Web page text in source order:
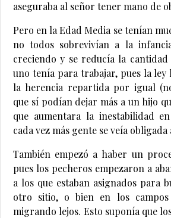
aseguraba al señor tener mano de
Pero en la Edad Media se tenían
no todos sobrevivían a la
creciendo y se reducía la
uno tenía para trabajar, pues la ley
la herencia repartida por igual
que sí podían dejar más a un hijo
que aumentara la inestabilidad
cada vez más gente se veía
También empezó a haber un
pues los pecheros empezaron a
a los que estaban asignados para
otro sitio, o bien en los
migrando lejos. Esto suponía que